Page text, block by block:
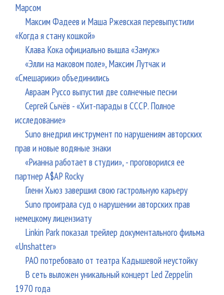
Марсом
Максим Фадеев и Маша Ржевская перевыпустили
«Когда я стану кошкой»
Клава Кока официально вышла «Замуж»
«Элли на маковом поле», Максим Лутчак и
«Смешарики» объединились
Авраам Руссо выпустил две солнечные песни
Сергей Сычёв - «Хит-парады в СССР. Полное
исследование»
Suno внедрил инструмент по нарушениям авторских
прав и новые водяные знаки
«Рианна работает в студии», - проговорился ее
партнер A$AP Rocky
Гленн Хьюз завершил свою гастрольную карьеру
Suno проиграла суд о нарушении авторских прав
немецкому лицензиату
Linkin Park показал трейлер документального фильма
«Unshatter»
РАО потребовало от театра Кадышевой неустойку
В сеть выложен уникальный концерт Led Zeppelin
1970 года